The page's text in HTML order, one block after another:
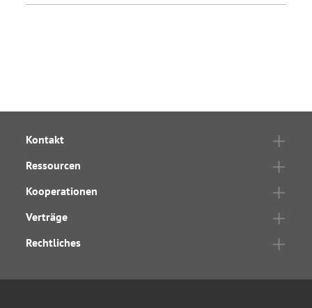
Kontakt
Ressourcen
Kooperationen
Verträge
Rechtliches